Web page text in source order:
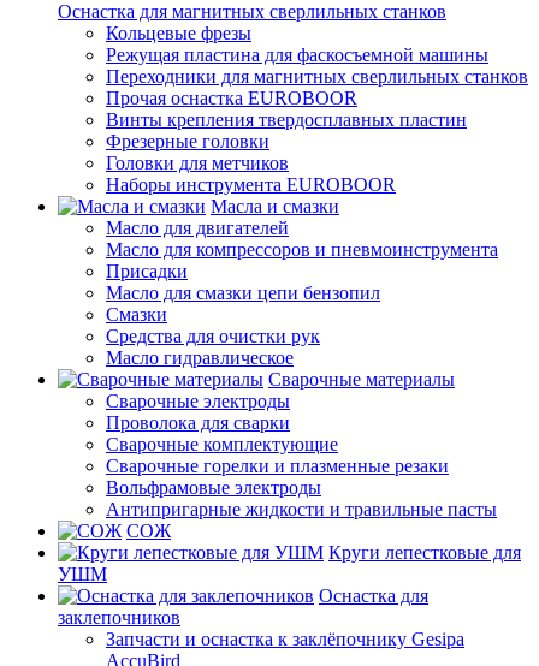
Оснастка для магнитных сверлильных станков
Кольцевые фрезы
Режущая пластина для фаскосъемной машины
Переходники для магнитных сверлильных станков
Прочая оснастка EUROBOOR
Винты крепления твердосплавных пластин
Фрезерные головки
Головки для метчиков
Наборы инструмента EUROBOOR
Масла и смазки
Масло для двигателей
Масло для компрессоров и пневмоинструмента
Присадки
Масло для смазки цепи бензопил
Смазки
Средства для очистки рук
Масло гидравлическое
Сварочные материалы
Сварочные электроды
Проволока для сварки
Сварочные комплектующие
Сварочные горелки и плазменные резаки
Вольфрамовые электроды
Антипригарные жидкости и травильные пасты
СОЖ
Круги лепестковые для
УШМ
Оснастка для
заклепочников
Запчасти и оснастка к заклёпочнику Gesipa
AccuBird